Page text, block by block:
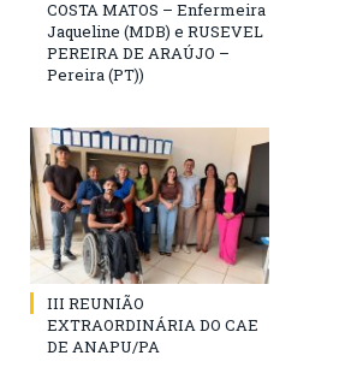
COSTA MATOS – Enfermeira
Jaqueline (MDB) e RUSEVEL
PEREIRA DE ARAÚJO –
Pereira (PT))
III REUNIÃO
EXTRAORDINÁRIA DO CAE
DE ANAPU/PA